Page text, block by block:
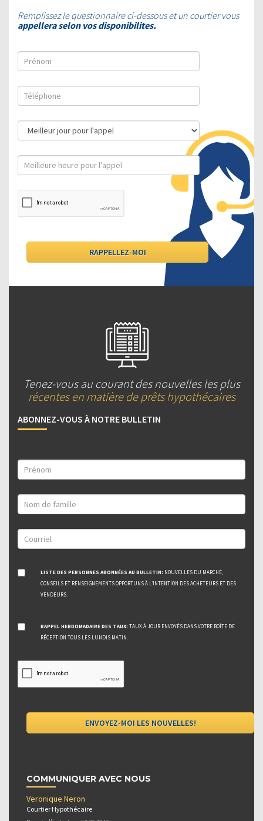
Remplissez le questionnaire ci-dessous et un courtier vous
appellera selon vos disponibilites.
Tenez-vous au courant des nouvelles les plus
récentes en matière de prêts hypothécaires
ABONNEZ-VOUS À NOTRE BULLETIN
LISTE DES PERSONNES ABONNÉES AU BULLETIN: NOUVELLES DU MARCHÉ,
CONSEILS ET RENSEIGNEMENTS OPPORTUNS À L’INTENTION DES ACHETEURS ET DES
VENDEURS.
RAPPEL HEBDOMADAIRE DES TAUX: TAUX À JOUR ENVOYÉS DANS VOTRE BOÎTE DE
RÉCEPTION TOUS LES LUNDIS MATIN.
COMMUNIQUER AVEC NOUS
Veronique Neron
Courtier Hypothécaire